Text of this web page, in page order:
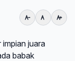
juara
babak